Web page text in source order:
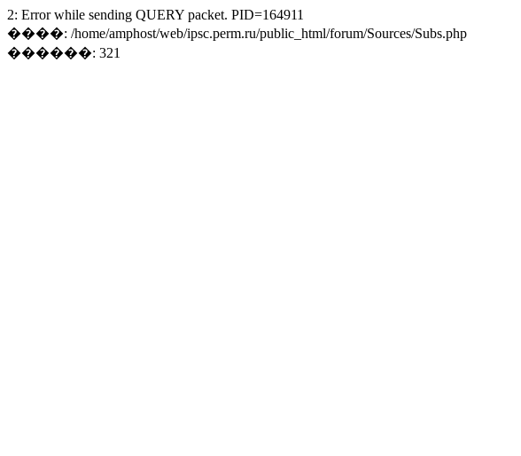
2: Error while sending QUERY packet. PID=164911
����: /home/amphost/web/ipsc.perm.ru/public_html/forum/Sources/Subs.php
������: 321